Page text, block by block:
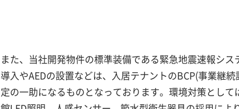
また、当社開発物件の標準装備である緊急地震速報シス
導入やAEDの設置などは、入居テナントのBCP(事業継続
定の一助になるものとなっております。環境対策として